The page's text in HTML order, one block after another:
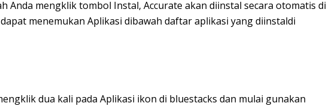
Anda mengklik tombol Instal, Accurate akan diinstal secara otomatis di
menemukan Aplikasi dibawah daftar aplikasi yang diinstaldi
dua kali pada Aplikasi ikon di bluestacks dan mulai gunakan